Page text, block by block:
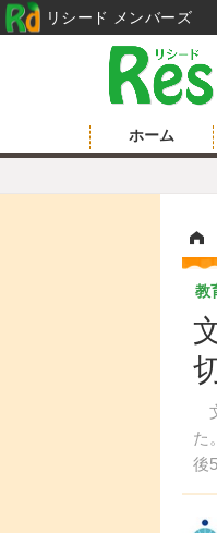
ホーム
た
後
教
リシード メンバーズ